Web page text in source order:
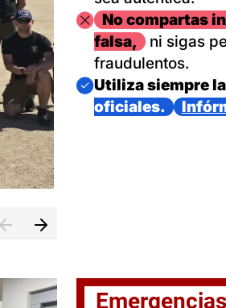
ImagenNo compartas
falsa,
ni sigas
fraudulentos.
Imagen
Utiliza siempre
oficiales.
Emergencias